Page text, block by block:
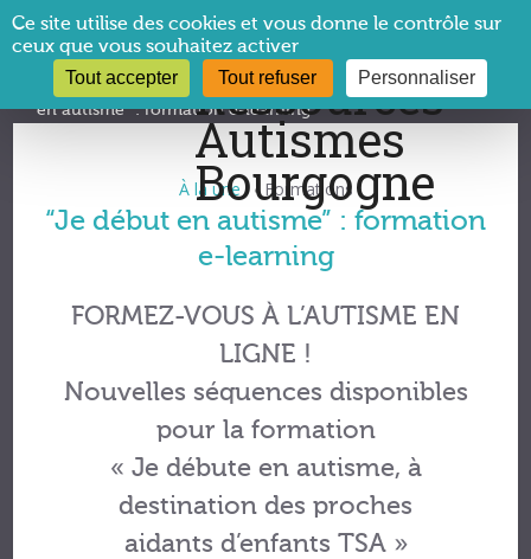
Vous êtes ici :CRA Bourgogne→À la une !→“Je début
en autisme” : formation e-learning
À la une ! • Formations
“Je début en autisme” : formation
e-learning
FORMEZ-VOUS À L’AUTISME EN
LIGNE !
Nouvelles séquences disponibles
pour la formation
« Je débute en autisme, à
destination des proches
aidants d’enfants TSA »
Panneau de gestion des cookies
Ce site utilise des cookies et vous donne le contrôle sur
ceux que vous souhaitez activer
Tout accepter Tout refuser Personnaliser